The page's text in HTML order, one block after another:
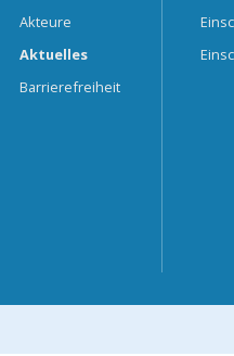
Akteure
Aktuelles
Barrierefreiheit